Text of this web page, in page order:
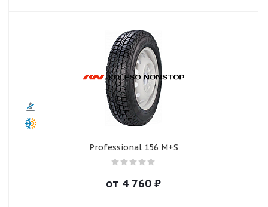
Professional 156 M+S
от 4 760 ₽